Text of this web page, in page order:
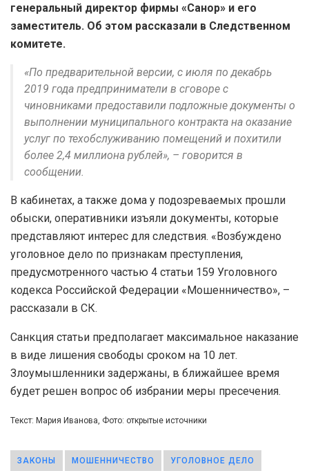
генеральный директор фирмы «Санор» и его
заместитель. Об этом рассказали в Следственном
комитете.
«По предварительной версии, с июля по декабрь
2019 года предприниматели в сговоре с
чиновниками предоставили подложные документы о
выполнении муниципального контракта на оказание
услуг по техобслуживанию помещений и похитили
более 2,4 миллиона рублей», – говорится в
сообщении.
В кабинетах, а также дома у подозреваемых прошли
обыски, оперативники изъяли документы, которые
представляют интерес для следствия. «Возбуждено
уголовное дело по признакам преступления,
предусмотренного частью 4 статьи 159 Уголовного
кодекса Российской Федерации «Мошенничество», –
рассказали в СК.
Санкция статьи предполагает максимальное наказание
в виде лишения свободы сроком на 10 лет.
Злоумышленники задержаны, в ближайшее время
будет решен вопрос об избрании меры пресечения.
Текст: Мария Иванова, Фото: открытые источники
ЗАКОНЫ МОШЕННИЧЕСТВО УГОЛОВНОЕ ДЕЛО